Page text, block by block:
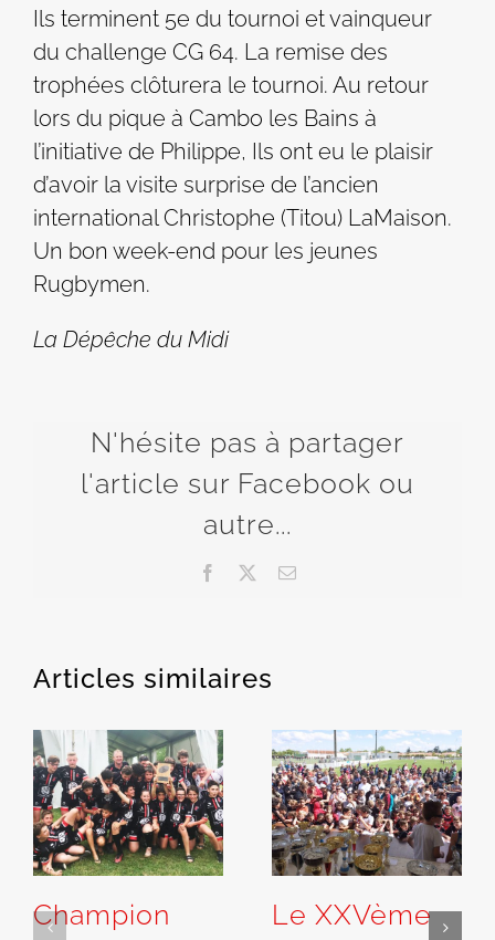
Ils terminent 5e du tournoi et vainqueur
du challenge CG 64. La remise des
trophées clôturera le tournoi. Au retour
lors du pique à Cambo les Bains à
l’initiative de Philippe, Ils ont eu le plaisir
d’avoir la visite surprise de l’ancien
international Christophe (Titou) LaMaison.
Un bon week-end pour les jeunes
Rugbymen.
La Dépêche du Midi
N'hésite pas à partager
l'article sur Facebook ou
autre...
Facebook Email
Articles similaires
Champion
Le XXVème